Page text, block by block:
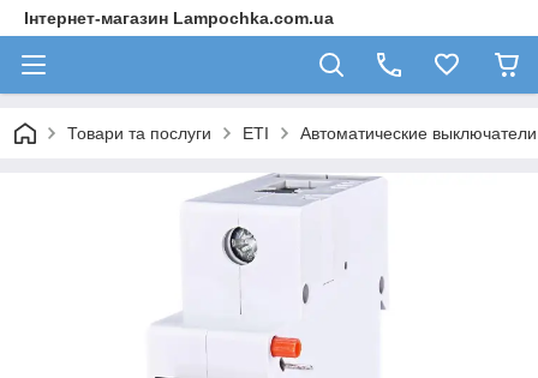
Інтернет-магазин Lampochka.com.ua
Товари та послуги ETI Автоматические